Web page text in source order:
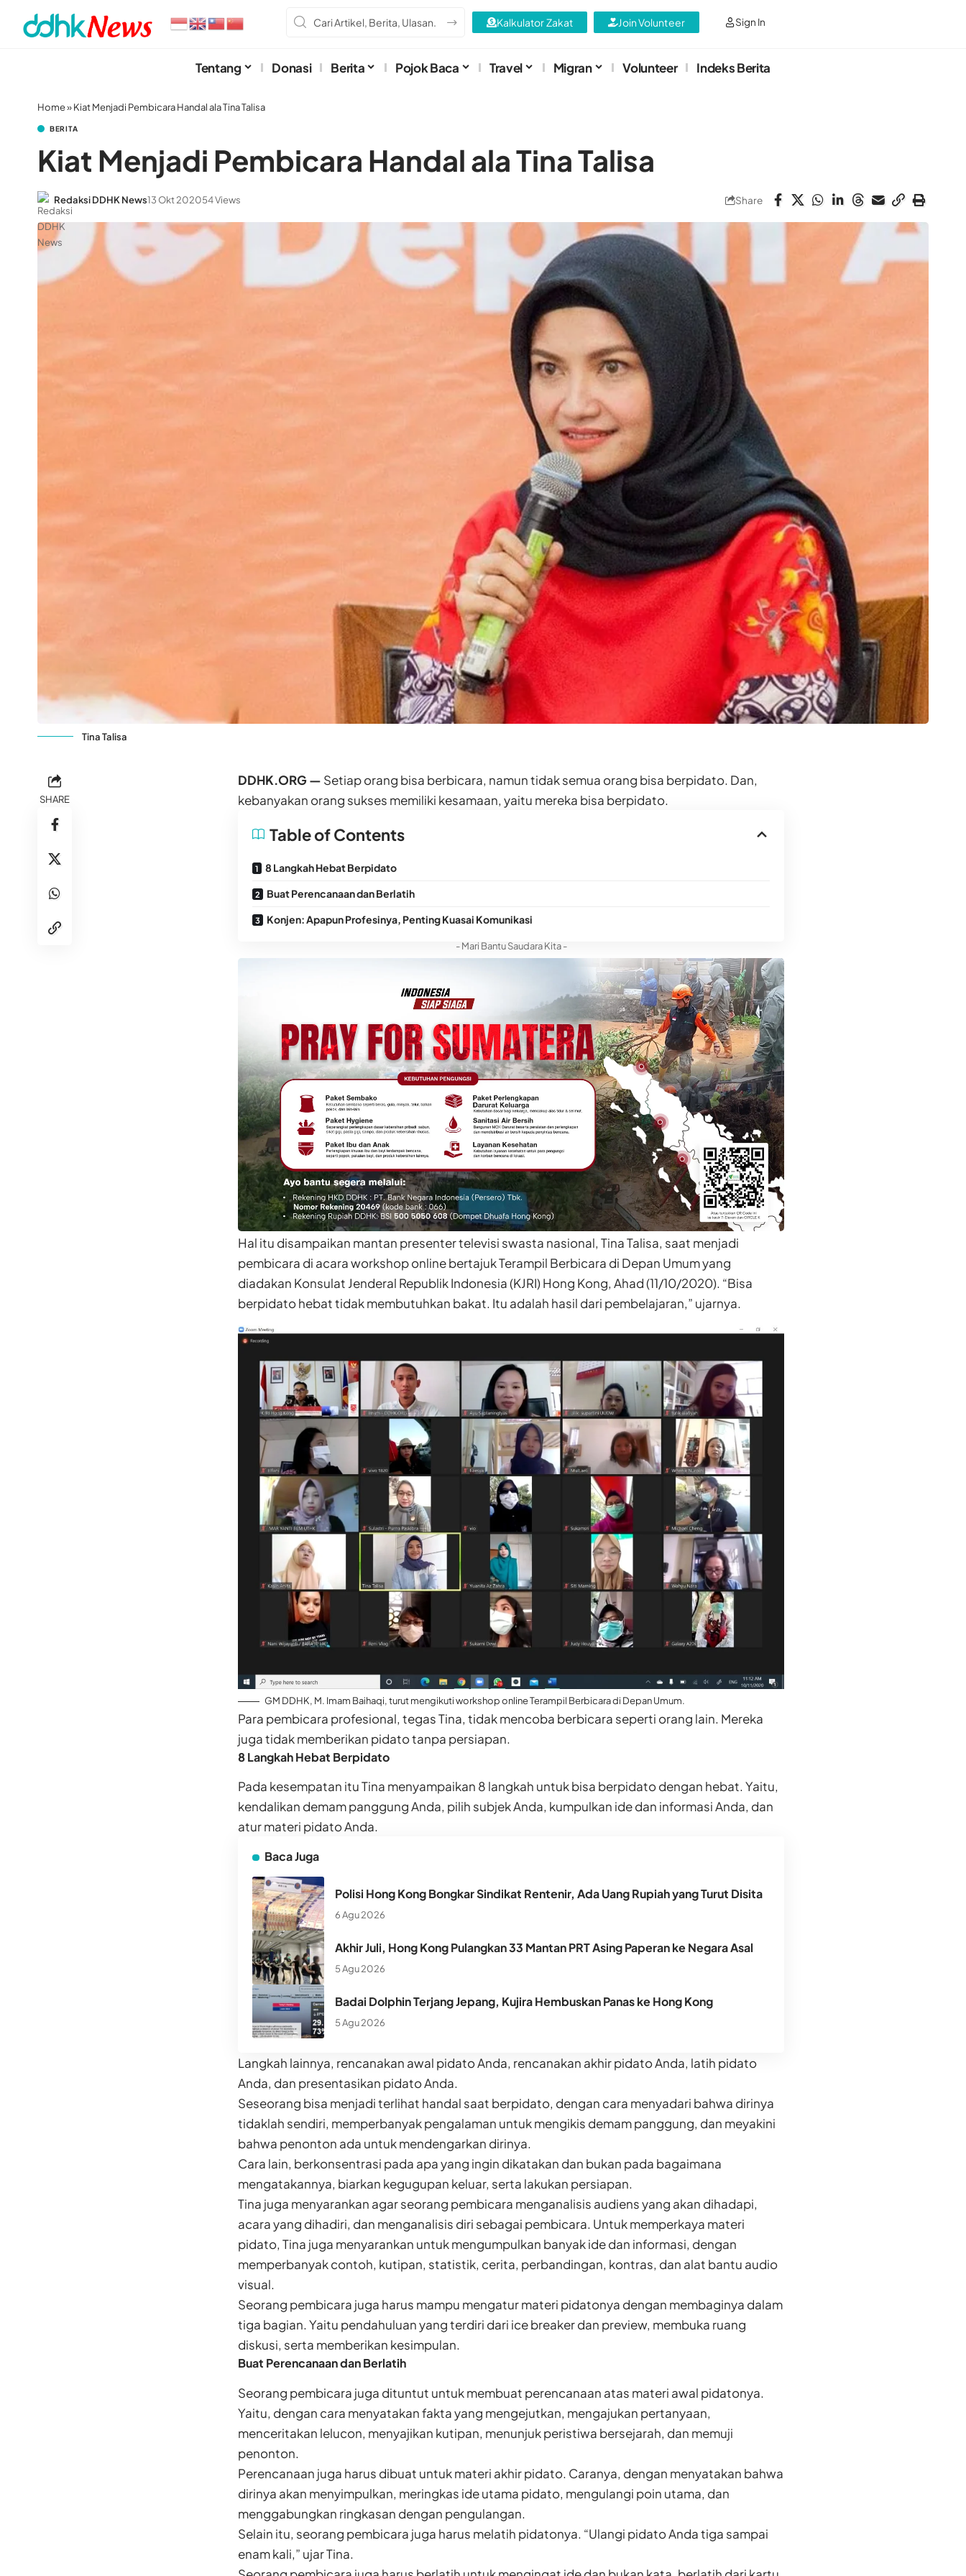
Sign In
Kalkulator Zakat Join Volunteer
Tentang Donasi Berita Pojok Baca Travel Migran Volunteer Indeks Berita
Home»Kiat Menjadi Pembicara Handal ala Tina Talisa
BERITA
Kiat Menjadi Pembicara Handal ala Tina Talisa
Redaksi DDHK News13 Okt 202054 Views Share
Tina Talisa
SHARE
DDHK.ORG— Setiap orang bisa berbicara, namun tidak semua orang bisa berpidato. Dan,
kebanyakan orang sukses memiliki kesamaan, yaitu mereka bisa berpidato.
Table of Contents
8 Langkah Hebat Berpidato
Buat Perencanaan dan Berlatih
Konjen: Apapun Profesinya, Penting Kuasai Komunikasi
- Mari Bantu Saudara Kita -
Hal itu disampaikan mantan presenter televisi swasta nasional, Tina Talisa, saat menjadi
pembicara di acara workshop online bertajuk Terampil Berbicara di Depan Umum yang
diadakan Konsulat Jenderal Republik Indonesia(KJRI) Hong Kong, Ahad (11/10/2020). “Bisa
berpidato hebat tidak membutuhkan bakat. Itu adalah hasil dari pembelajaran,” ujarnya.
GM DDHK, M. Imam Baihaqi, turut mengikuti workshop online Terampil Berbicara di Depan Umum.
Para pembicara profesional, tegas Tina, tidak mencoba berbicara seperti orang lain. Mereka
juga tidak memberikan pidato tanpa persiapan.
8 Langkah Hebat Berpidato
Pada kesempatan itu Tina menyampaikan 8 langkah untuk bisa berpidato dengan hebat. Yaitu,
kendalikan demam panggung Anda, pilih subjek Anda, kumpulkan ide dan informasi Anda, dan
atur materi pidato Anda.
Baca Juga
Polisi Hong Kong Bongkar Sindikat Rentenir, Ada Uang Rupiah yang Turut Disita
6 Agu 2026
Akhir Juli, Hong Kong Pulangkan 33 Mantan PRT Asing Paperan ke Negara Asal
5 Agu 2026
Badai Dolphin Terjang Jepang, Kujira Hembuskan Panas ke Hong Kong
5 Agu 2026
Langkah lainnya, rencanakan awal pidato Anda, rencanakan akhir pidato Anda, latih pidato
Anda, dan presentasikan pidato Anda.
Seseorang bisa menjadi terlihat handal saat berpidato, dengan cara menyadari bahwa dirinya
tidaklah sendiri, memperbanyak pengalaman untuk mengikis demam panggung, dan meyakini
bahwa penonton ada untuk mendengarkan dirinya.
Cara lain, berkonsentrasi pada apa yang ingin dikatakan dan bukan pada bagaimana
mengatakannya, biarkan kegugupan keluar, serta lakukan persiapan.
Tina juga menyarankan agar seorang pembicara menganalisis audiens yang akan dihadapi,
acara yang dihadiri, dan menganalisis diri sebagai pembicara. Untuk memperkaya materi
pidato, Tina juga menyarankan untuk mengumpulkan banyak ide dan informasi, dengan
memperbanyak contoh, kutipan, statistik, cerita, perbandingan, kontras, dan alat bantu audio
visual.
Seorang pembicara juga harus mampu mengatur materi pidatonya dengan membaginya dalam
tiga bagian. Yaitu pendahuluan yang terdiri dari ice breaker dan preview, membuka ruang
diskusi, serta memberikan kesimpulan.
Buat Perencanaan dan Berlatih
Seorang pembicara juga dituntut untuk membuat perencanaan atas materi awal pidatonya.
Yaitu, dengan cara menyatakan fakta yang mengejutkan, mengajukan pertanyaan,
menceritakan lelucon, menyajikan kutipan, menunjuk peristiwa bersejarah, dan memuji
penonton.
Perencanaan juga harus dibuat untuk materi akhir pidato. Caranya, dengan menyatakan bahwa
dirinya akan menyimpulkan, meringkas ide utama pidato, mengulangi poin utama, dan
menggabungkan ringkasan dengan pengulangan.
Selain itu, seorang pembicara juga harus melatih pidatonya. “Ulangi pidato Anda tiga sampai
enam kali,” ujar Tina.